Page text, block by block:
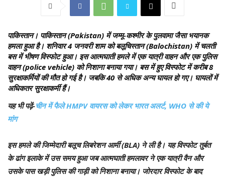
पाकिस्तान। पाकिस्तान (Pakistan) में जम्मू-कश्मीर के पुलवामा जैसा भयानक
हमला हुआ है। शनिवार 4 जनवरी शाम को बलूचिस्तान (Balochistan) में चलती
बस में भीषण विस्फोट हुआ। इस आत्मघाती हमले में एक यात्री वाहन और एक पुलिस
वाहन (police vehicle) को निशाना बनाया गया। बस में हुए विस्फोट में करीब 8
सुरक्षाकर्मियों की मौत हो गई है। जबकि 40 से अधिक अन्य घायल हो गए। घायलों में
अधिकतर सुरक्षाकर्मी हैं।
यह भी पढ़ें-चीन में फैले HMPV वायरस को लेकर भारत अलर्ट, WHO से की ये
मांग
इस हमले की जिम्मेदारी बलूच लिबरेशन आर्मी (BLA) ने ली है। यह विस्फोट तुर्बत
के ढांग इलाके में उस समय हुआ जब आत्मघाती हमलावर ने एक यात्री वैन और
उसके पास खड़ी पुलिस की गाड़ी को निशाना बनाया। जोरदार विस्फोट के बाद